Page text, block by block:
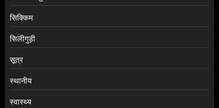
सिक्किम
सिलीगुड़ी
सूत्र
स्थानीय
स्वास्थ्य